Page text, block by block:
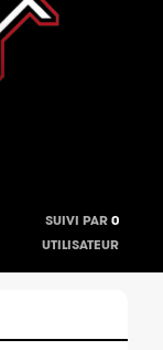
SUIVI PAR 0
UTILISATEUR